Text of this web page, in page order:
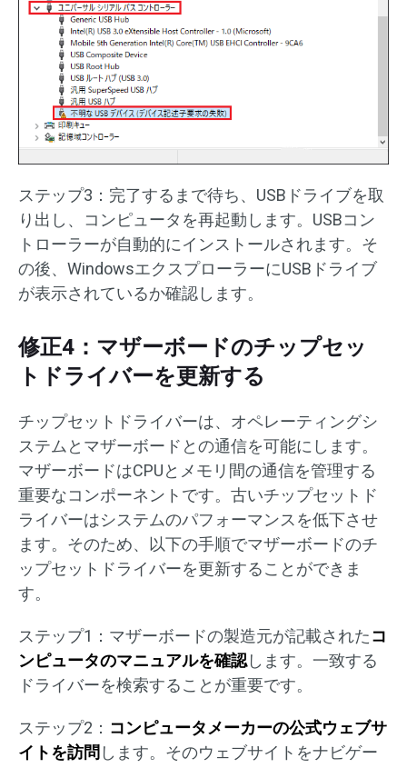
ステップ3：完了するまで待ち、USBドライブを取
り出し、コンピュータを再起動します。USBコン
トローラーが自動的にインストールされます。そ
の後、WindowsエクスプローラーにUSBドライブ
が表示されているか確認します。
修正4：マザーボードのチップセッ
トドライバーを更新する
チップセットドライバーは、オペレーティングシ
ステムとマザーボードとの通信を可能にします。
マザーボードはCPUとメモリ間の通信を管理する
重要なコンポーネントです。古いチップセットド
ライバーはシステムのパフォーマンスを低下させ
ます。そのため、以下の手順でマザーボードのチ
ップセットドライバーを更新することができま
す。
ステップ1：マザーボードの製造元が記載されたコ
ンピュータのマニュアルを確認します。一致する
ドライバーを検索することが重要です。
ステップ2： コンピュータメーカーの公式ウェブサ
イトを訪問 します。そのウェブサイトをナビゲー